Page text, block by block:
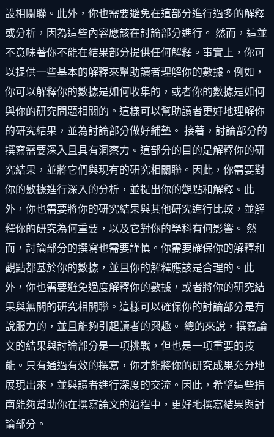
設相關聯。此外，你也需要避免在這部分進行過多的解釋
或分析，因為這些內容應該在討論部分進行。 然而，這並
不意味著你不能在結果部分提供任何解釋。事實上，你可
以提供一些基本的解釋來幫助讀者理解你的數據。例如，
你可以解釋你的數據是如何收集的，或者你的數據是如何
與你的研究問題相關的。這樣可以幫助讀者更好地理解你
的研究結果，並為討論部分做好鋪墊。 接著，討論部分的
撰寫需要深入且具有洞察力。這部分的目的是解釋你的研
究結果，並將它們與現有的研究相關聯。因此，你需要對
你的數據進行深入的分析，並提出你的觀點和解釋。此
外，你也需要將你的研究結果與其他研究進行比較，並解
釋你的研究為何重要，以及它對你的學科有何影響。 然
而，討論部分的撰寫也需要謹慎。你需要確保你的解釋和
觀點都基於你的數據，並且你的解釋應該是合理的。此
外，你也需要避免過度解釋你的數據，或者將你的研究結
果與無關的研究相關聯。這樣可以確保你的討論部分是有
說服力的，並且能夠引起讀者的興趣。 總的來說，撰寫論
文的結果與討論部分是一項挑戰，但也是一項重要的技
能。只有通過有效的撰寫，你才能將你的研究成果充分地
展現出來，並與讀者進行深度的交流。因此，希望這些指
南能夠幫助你在撰寫論文的過程中，更好地撰寫結果與討
論部分。